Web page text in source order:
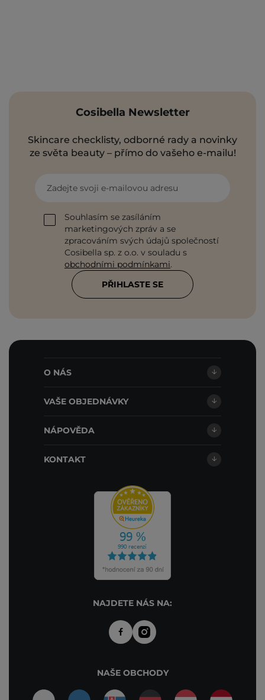
Cosibella Newsletter
Skincare checklisty, odborné rady a novinky
ze světa beauty – přímo do vašeho e-mailu!
Zadejte svoji e-mailovou adresu
Souhlasím se zasíláním
marketingových zpráv a se
zpracováním svých údajů společností
Cosibella sp. z o.o. v souladu s
obchodními podmínkami.
PŘIHLASTE SE
O NÁS
VAŠE OBJEDNÁVKY
NÁPOVĚDA
KONTAKT
NAJDETE NÁS NA:
NAŠE OBCHODY